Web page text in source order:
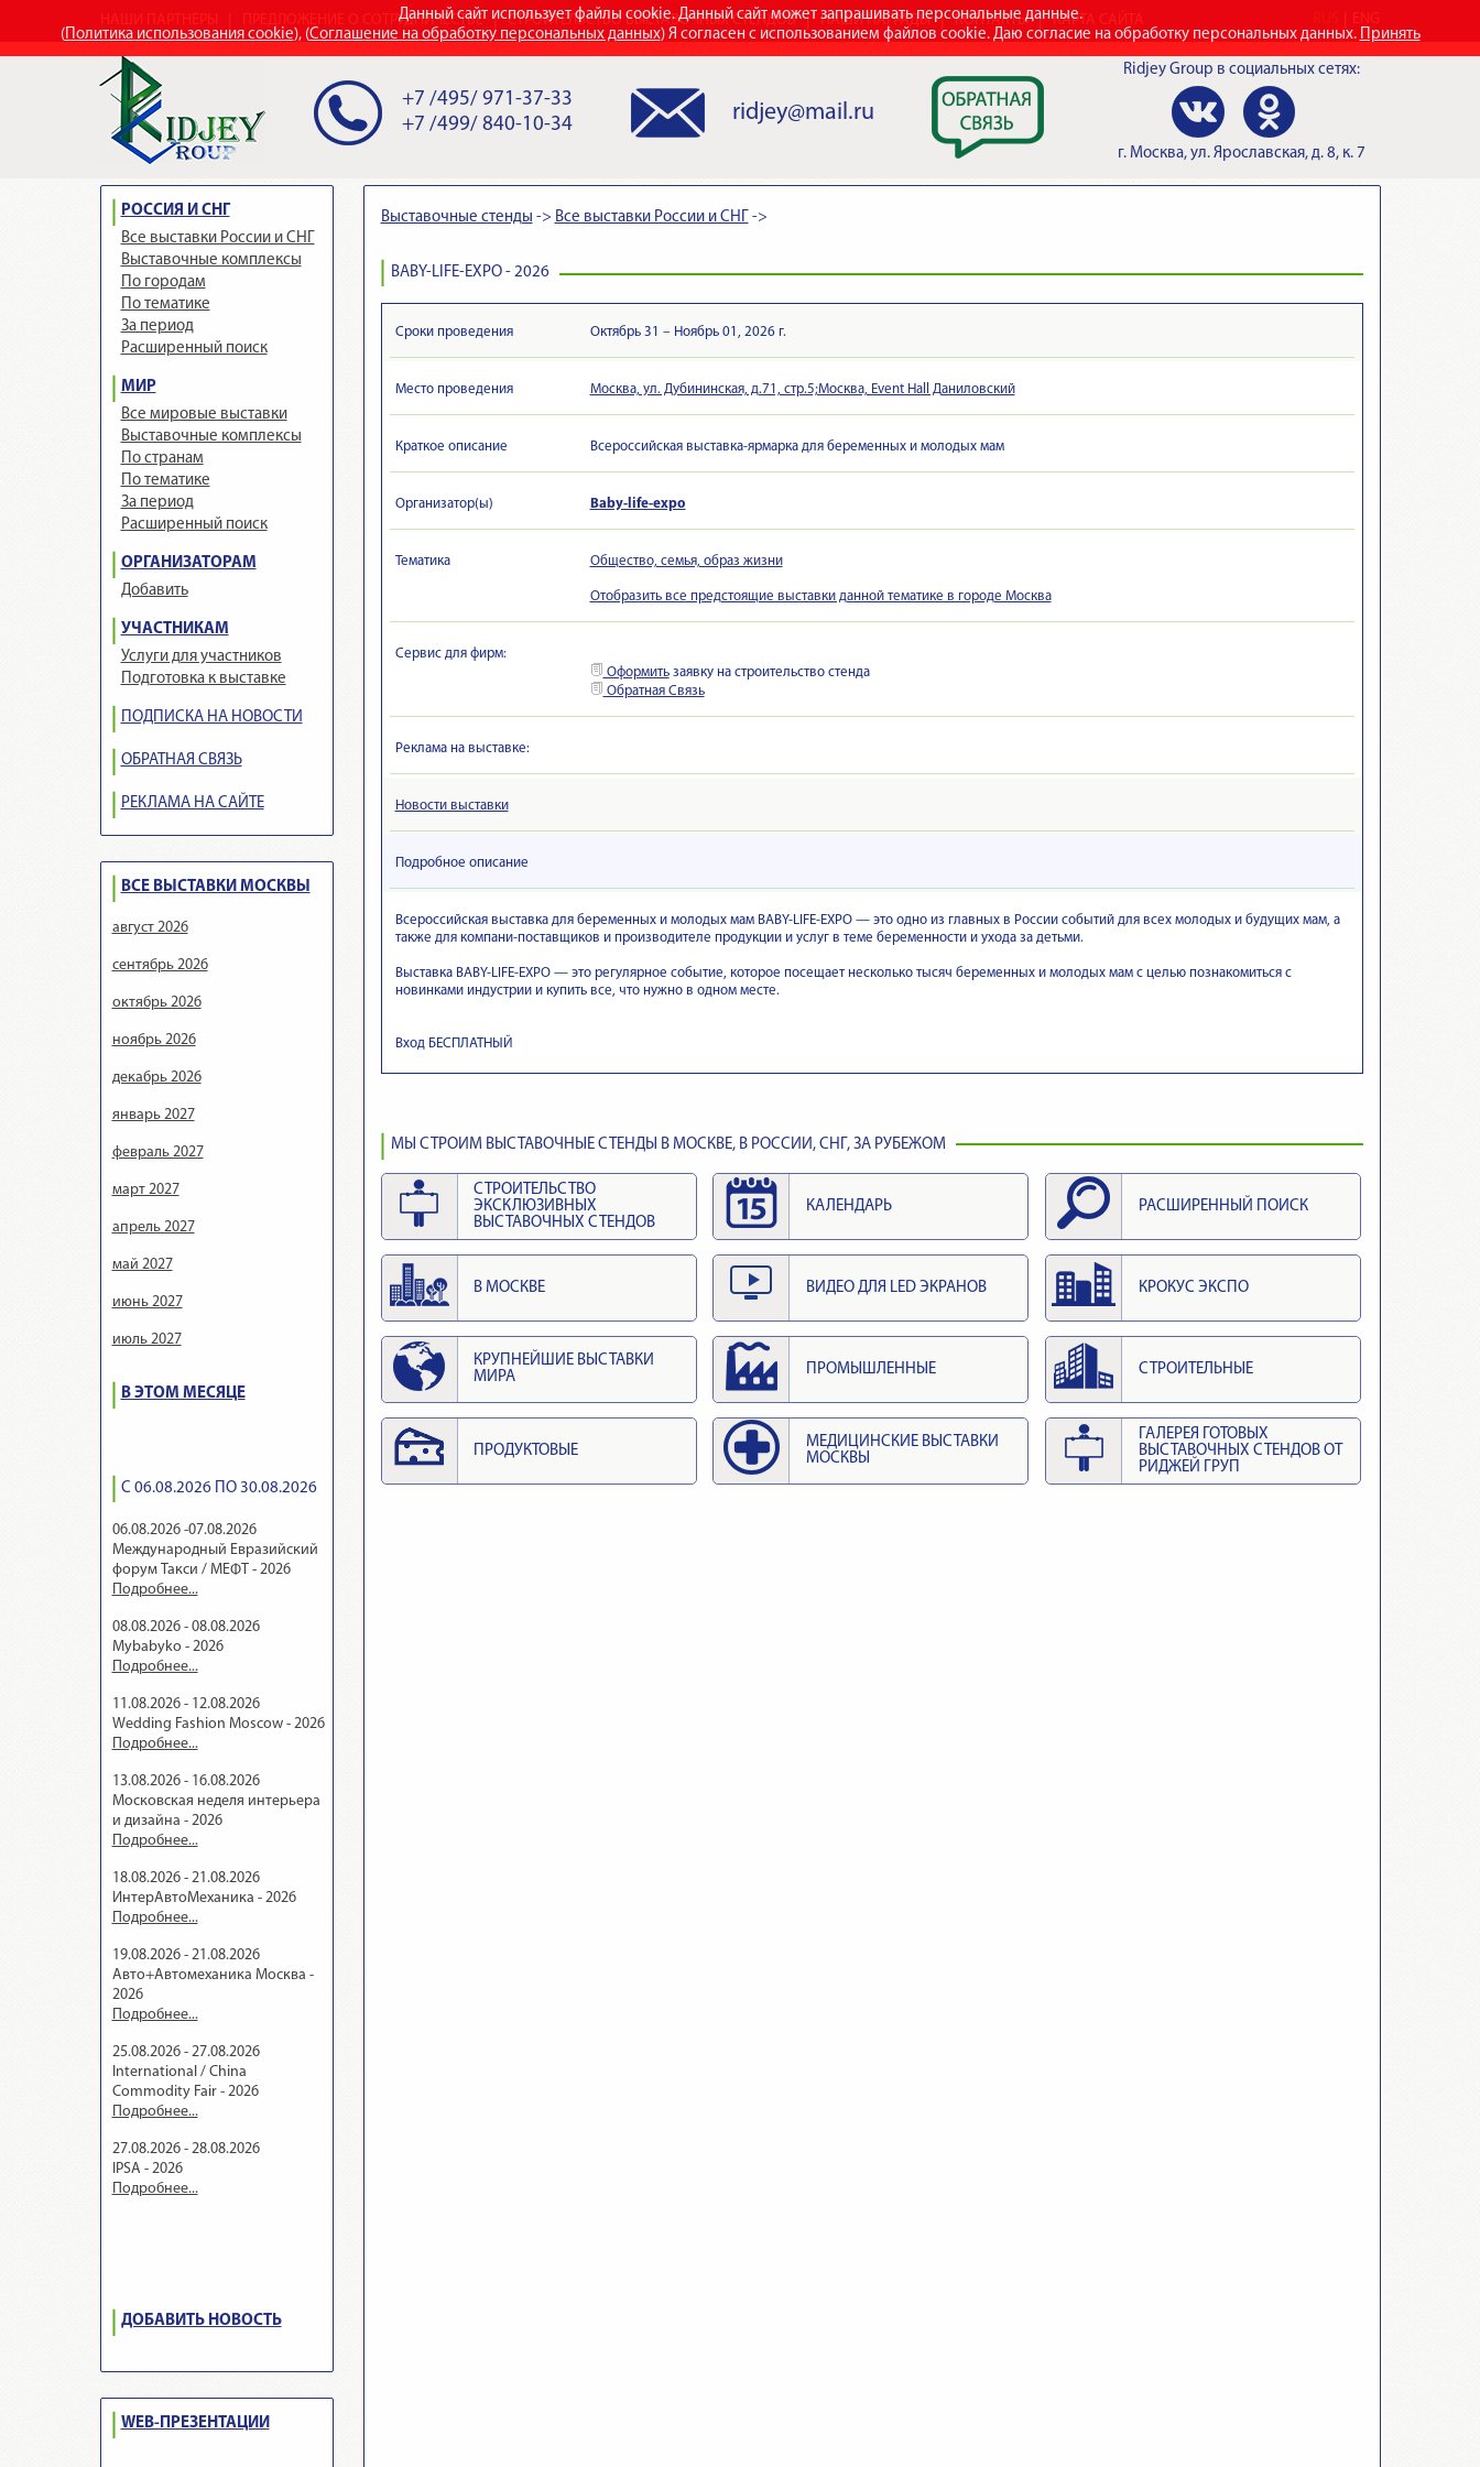
Данный сайт использует файлы cookie. Данный сайт может запрашивать персональные данные.
(Политика использования cookie), (Соглашение на обработку персональных данных) Я согласен с использованием файлов cookie. Даю согласие на обработку персональных данных. Принять
ПРЕДЛОЖЕНИЕ О СОТРУДНИЧЕСТВЕ СТРОИТЕЛЬСТВО ВЫСТАВОЧНЫХ СТЕНДОВ НАШИ НАГРАДЫ КОНТАКТЫ КАРТА САЙТА
+7 /495/ 971-37-33
+7 /499/ 840-10-34
ridjey@mail.ru
Ridjey Group в социальных сетях:
г. Москва, ул. Ярославская, д. 8, к. 7
РОССИЯ И СНГ
Все выставки России и СНГ
Выставочные комплексы
По городам
По тематике
За период
Расширенный поиск
МИР
Все мировые выставки
Выставочные комплексы
По странам
По тематике
За период
Расширенный поиск
ОРГАНИЗАТОРАМ
Добавить
УЧАСТНИКАМ
Услуги для участников
Подготовка к выставке
ПОДПИСКА НА НОВОСТИ
ОБРАТНАЯ СВЯЗЬ
РЕКЛАМА НА САЙТЕ
ВСЕ ВЫСТАВКИ МОСКВЫ
август 2026
сентябрь 2026
октябрь 2026
ноябрь 2026
декабрь 2026
январь 2027
февраль 2027
март 2027
апрель 2027
май 2027
июнь 2027
июль 2027
В ЭТОМ МЕСЯЦЕ
С 06.08.2026 ПО 30.08.2026
06.08.2026 -07.08.2026
Международный Евразийский
форум Такси / МЕФТ - 2026
Подробнее...
08.08.2026 - 08.08.2026
Mybabyko - 2026
Подробнее...
11.08.2026 - 12.08.2026
Wedding Fashion Moscow - 2026
Подробнее...
13.08.2026 - 16.08.2026
Московская неделя интерьера
и дизайна - 2026
Подробнее...
18.08.2026 - 21.08.2026
ИнтерАвтоМеханика - 2026
Подробнее...
19.08.2026 - 21.08.2026
Авто+Автомеханика Москва -
2026
Подробнее...
25.08.2026 - 27.08.2026
International / China
Commodity Fair - 2026
Подробнее...
27.08.2026 - 28.08.2026
IPSA - 2026
Подробнее...
ДОБАВИТЬ НОВОСТЬ
WEB-ПРЕЗЕНТАЦИИ
Выставочные стенды -> Все выставки России и СНГ ->
BABY-LIFE-EXPO - 2026
Сроки проведения Октябрь 31 – Ноябрь 01, 2026 г.
Место проведения Москва, ул. Дубининская, д.71, стр.5;Москва, Event Hall Даниловский
Краткое описание Всероссийская выставка-ярмарка для беременных и молодых мам
Организатор(ы) Baby-life-expo
Тематика Общество, семья, образ жизни
Отобразить все предстоящие выставки данной тематике в городе Москва
Сервис для фирм:
Оформитьзаявку на строительство стенда
Обратная Связь
Реклама на выставке:
Новости выставки
Подробное описание
Всероссийская выставка для беременных и молодых мам BABY-LIFE-EXPO — это одно из главных в России событий для всех молодых и будущих мам, а
также для компани-поставщиков и производителе продукции и услуг в теме беременности и ухода за детьми.
Выставка BABY-LIFE-EXPO — это регулярное событие, которое посещает несколько тысяч беременных и молодых мам с целью познакомиться с
новинками индустрии и купить все, что нужно в одном месте.
Вход БЕСПЛАТНЫЙ
МЫ СТРОИМ ВЫСТАВОЧНЫЕ СТЕНДЫ В МОСКВЕ, В РОССИИ, СНГ, ЗА РУБЕЖОМ
СТРОИТЕЛЬСТВО
ЭКСКЛЮЗИВНЫХ
ВЫСТАВОЧНЫХ СТЕНДОВ
КАЛЕНДАРЬ РАСШИРЕННЫЙ ПОИСК
В МОСКВЕ ВИДЕО ДЛЯ LED ЭКРАНОВ КРОКУС ЭКСПО
КРУПНЕЙШИЕ ВЫСТАВКИ
МИРА
ПРОМЫШЛЕННЫЕ СТРОИТЕЛЬНЫЕ
ПРОДУКТОВЫЕ
МЕДИЦИНСКИЕ ВЫСТАВКИ
МОСКВЫ
ГАЛЕРЕЯ ГОТОВЫХ
ВЫСТАВОЧНЫХ СТЕНДОВ ОТ
РИДЖЕЙ ГРУП